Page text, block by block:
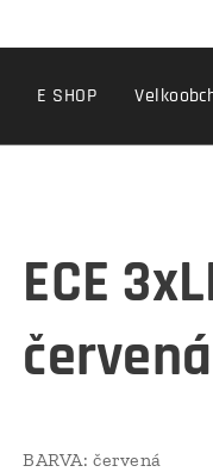
E SHOP
ECE
BARVA: červená